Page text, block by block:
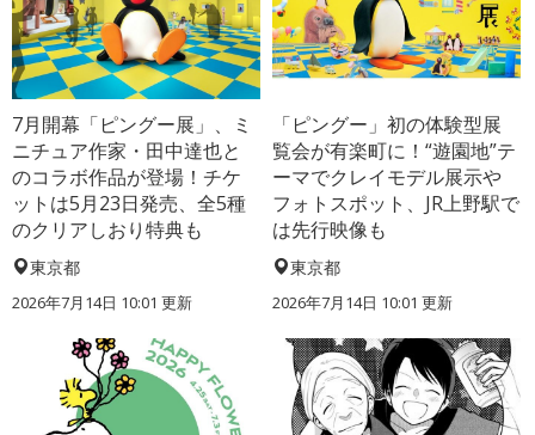
7月開幕「ピングー展」、ミ
ニチュア作家・田中達也と
のコラボ作品が登場！チケ
ットは5月23日発売、全5種
のクリアしおり特典も
東京都
2026年7月14日 10:01 更新
「ピングー」初の体験型展
覧会が有楽町に！“遊園地”テ
ーマでクレイモデル展示や
フォトスポット、JR上野駅で
は先行映像も
東京都
2026年7月14日 10:01 更新